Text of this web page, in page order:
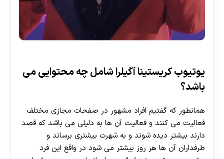
30 تا 50 درصد شارژ هدیه بیشتر فقط با ثبت نام در
یوتیوب کریستینا آگیلرا شامل چه محتوایی می
باشد؟
همانطور که گفتیم افراد مشهور در صفحات مجازی مختلف
فعالیت می‌ کنند و فعالیت آن ها به دلیلی می باشد که قصد
دارند بیشتر دیده شوند و به شهرت بیشتری برساند و
طرفداران آن ها هر روز بیشتر می شود در واقع این فرد